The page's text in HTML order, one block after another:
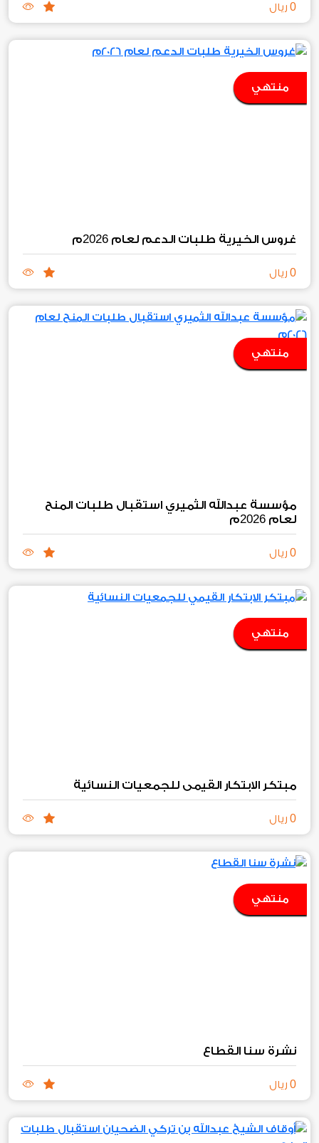
0 ريال
منتهي
غروس الخيرية طلبات الدعم لعام 2026م
0 ريال
منتهي
مؤسسة عبدالله الثميري استقبال طلبات المنح
لعام 2026م
0 ريال
منتهي
مبتكر الابتكار القيمي للجمعيات النسائية
0 ريال
منتهي
نشرة سنا القطاع
0 ريال